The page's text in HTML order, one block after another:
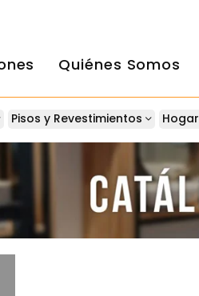
Quiénes Somos
Pisos y Revestimientos Hogar